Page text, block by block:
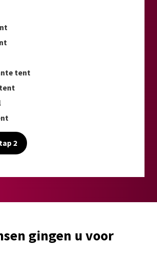
tent
2
gingen u voor